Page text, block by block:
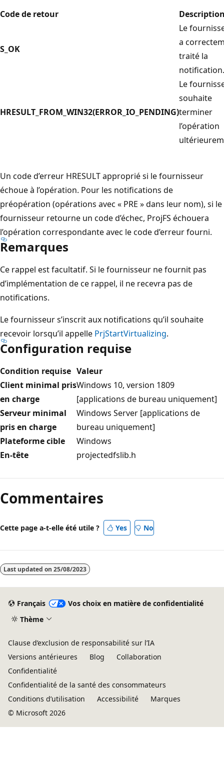
Code de retour
S_OK
Le
a
traité la
notification.
HRESULT_FROM_WIN32(ERROR_IO_PENDING)
Le
souhaite
terminer
l’opération
Un code d’erreur HRESULT approprié si le fournisseur
échoue à l’opération. Pour les notifications de
préopération (opérations avec « PRE » dans leur nom), si le
fournisseur retourne un code d’échec, ProjFS échouera
l’opération correspondante avec le code d’erreur fourni.
Remarques
Ce rappel est facultatif. Si le fournisseur ne fournit pas
d’implémentation de ce rappel, il ne recevra pas de
notifications.
Le fournisseur s’inscrit aux notifications qu’il souhaite
recevoir lorsqu’il appelle PrjStartVirtualizing.
Configuration requise
Condition requise Valeur
Client minimal pris
en charge
Windows 10, version 1809
[applications de bureau uniquement]
Serveur minimal
pris en charge
Windows Server [applications de
bureau uniquement]
Plateforme cible
Windows
En-tête
projectedfslib.h
Commentaires
Cette page a-t-elle été utile ? Yes No
Last updated on 25/08/2023
Français
Vos choix en matière de confidentialité
Thème
Clause d’exclusion de responsabilité sur l’IA
Versions antérieures
Blog
Collaboration
Confidentialité
Confidentialité de la santé des consommateurs
Conditions d’utilisation
Accessibilité
Marques
© Microsoft 2026